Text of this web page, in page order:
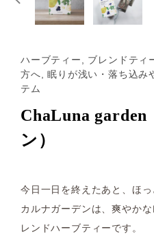
ハーブティー, ブレンドティ
方へ, 眠りが浅い・落ち込み
テム
ChaLuna
ン）
今日一日を終えたあと、ほっ
カルナガーデンは、爽やか
レンドハーブティーです。